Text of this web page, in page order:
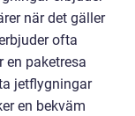
när det gäller
ofta
en paketresa
jetflygningar
en bekväm